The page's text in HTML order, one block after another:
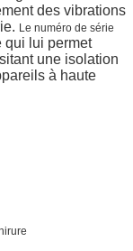
des vibrations
Le numéro de série
qui lui permet
une isolation
à haute